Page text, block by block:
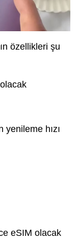
özellikleri şu
hızı
eSIM olacak